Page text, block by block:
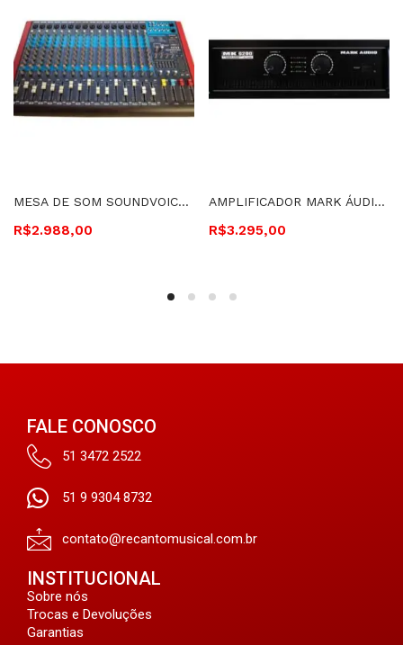
MESA DE SOM SOUNDVOICE 16 CANAIS COM EFEITO E EQUALIZADOR – MS 16.4 569
R$2.988,00
AMPLIFICADOR MARK ÁUDIO 1200 WATTS RMS 4 HOMS – MK6200
R$3.295,00
FALE CONOSCO
51 3472 2522
51 9 9304 8732
contato@recantomusical.com.br
INSTITUCIONAL
Sobre nós
Trocas e Devoluções
Garantias